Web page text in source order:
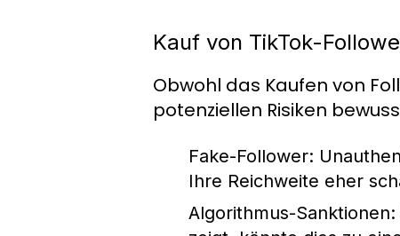
Kauf von TikTok-
Obwohl das Kaufen von
potenziellen Risiken
Fake-Follower:
Ihre Reichweite eher
Algorithmus-Sanktionen: